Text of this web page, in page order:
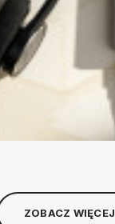
ZOBACZ WIĘCEJ